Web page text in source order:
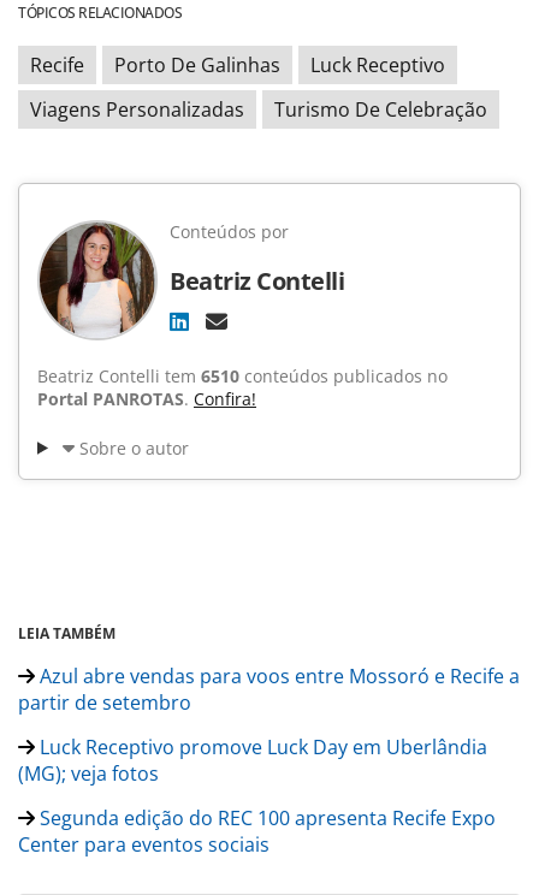
TÓPICOS RELACIONADOS
Recife Porto De Galinhas
Luck Receptivo
Viagens Personalizadas
Turismo De Celebração
Conteúdos por
Beatriz Contelli
Beatriz Contelli tem 6510 conteúdos publicados no
Portal PANROTAS. Confira!
Sobre o autor
LEIA TAMBÉM
Azul abre vendas para voos entre Mossoró e Recife a
partir de setembro
Luck Receptivo promove Luck Day em Uberlândia
(MG); veja fotos
Segunda edição do REC 100 apresenta Recife Expo
Center para eventos sociais